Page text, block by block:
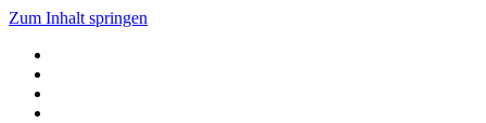
Zum Inhalt springen